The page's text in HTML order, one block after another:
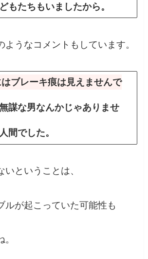
もたちもいましたから。
ようなコメントもしています。
ブレーキ痕は見えませんで
謀な男なんかじゃありませ
間でした。
いということは、
ルが起こっていた可能性も